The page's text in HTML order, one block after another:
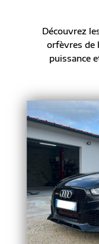
Découvrez
orfèvres de
puissance